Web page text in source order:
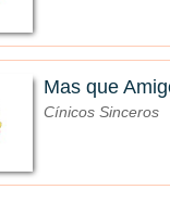
Mas que
Cínicos Sinceros